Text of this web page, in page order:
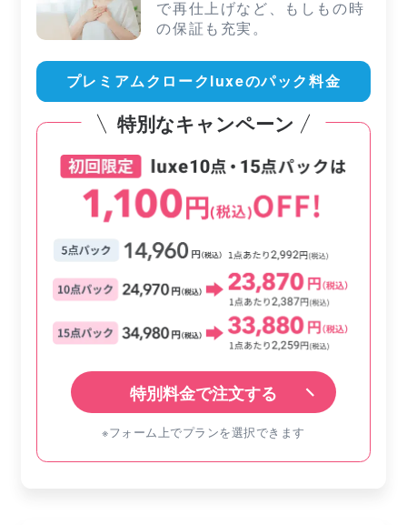
で再仕上げなど、もしもの時
の保証も充実。
プレミアムクロークluxeのパック料金
特別なキャンペーン
特別料金で注文する
※フォーム上でプランを選択できます